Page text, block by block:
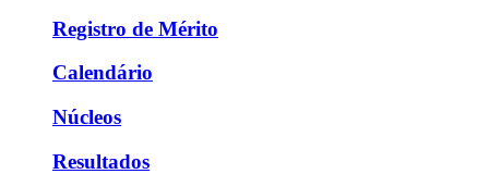
Registro de Mérito
Calendário
Núcleos
Resultados